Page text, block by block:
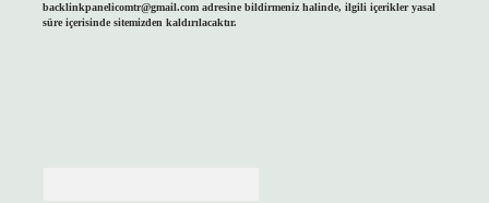
backlinkpanelicomtr@gmail.comadresine bildirmeniz halinde, ilgili içerikler yasal
süre içerisinde sitemizden kaldırılacaktır.